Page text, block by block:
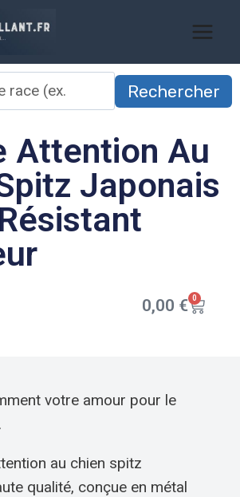
Rechercher
Attention Au
Japonais
0,00 € 0
votre amour pour le
au chien spitz
qualité, conçue en métal